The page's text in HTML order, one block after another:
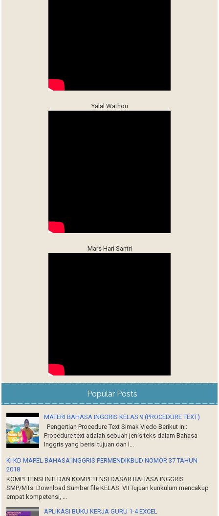
Yalal Wathon
Mars Hari Santri
Popular Posts
MATERI BAHASA INGGRIS KELAS 9 (PROCEDURE TEXT)
Pengertian Procedure Text Simak Viedo Berikut ini:
Procedure text adalah sebuah jenis teks dalam Bahasa
Inggris yang berisi tujuan dan l...
KI KD MAPEL BAHASA INGGRIS PERMENDIKBUD NOMOR 37 TAHUN
2018
KOMPETENSI INTI DAN KOMPETENSI DASAR BAHASA INGGRIS
SMP/MTs Download Sumber file KELAS: VII Tujuan kurikulum mencakup
empat kompetensi, ...
APLIKASI BUKU KERJA GURU 1-4 EXCEL